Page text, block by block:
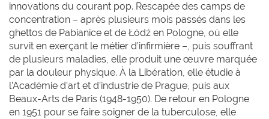
innovations du courant pop. Rescapée des camps de
concentration – après plusieurs mois passés dans les
ghettos de Pabianice et de Łódź en Pologne, où elle
survit en exerçant le métier d’infirmière –, puis souffrant
de plusieurs maladies, elle produit une œuvre marquée
par la douleur physique. À la Libération, elle étudie à
l’Académie d’art et d’industrie de Prague, puis aux
Beaux-Arts de Paris (1948-1950). De retour en Pologne
en 1951 pour se faire soigner de la tuberculose, elle